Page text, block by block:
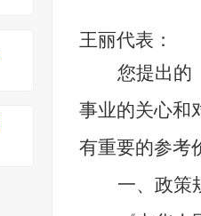
王丽代表 ：
您提出的
事业的关心和
有重要的参考
一、 政策